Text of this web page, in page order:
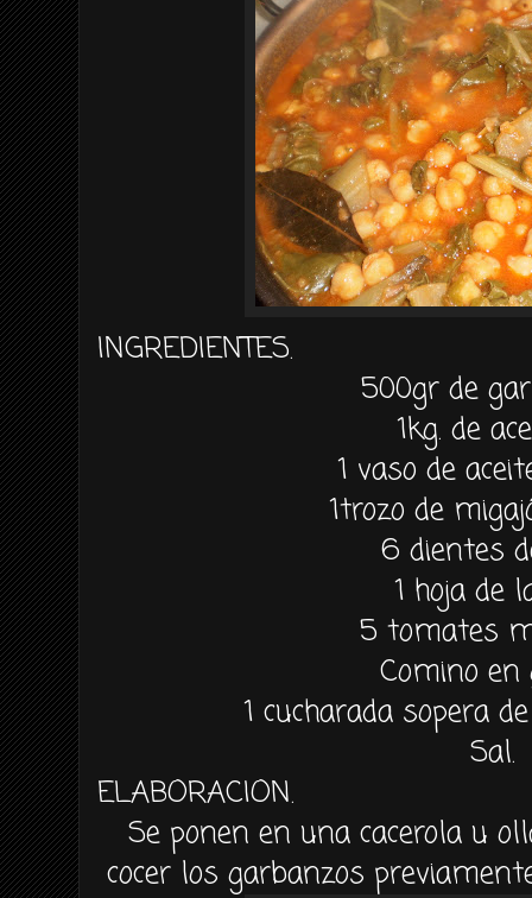
INGREDIENTES.
500gr de
1kg. de
1 vaso de
1trozo de
6 dientes
1 hoja de
5 tomates
Comino en
1 cucharada sopera
Sal.
ELABORACION.
Se ponen en una cacerola u
cocer los garbanzos